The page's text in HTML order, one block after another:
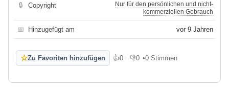
🔒 Copyright
Nur für den persönlichen und nicht-
kommerziellen Gebrauch
📅 Hinzugefügt am vor 9 Jahren
☆Zu Favoriten hinzufügen 👍0
Gefällt mir
👎0
Gefällt mir nicht
•0 Stimmen